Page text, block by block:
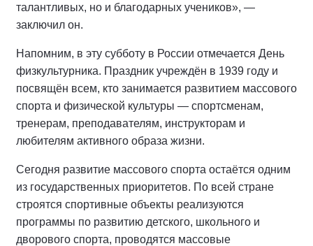
талантливых, но и благодарных учеников», —
заключил он.
Напомним, в эту субботу в России отмечается День
физкультурника. Праздник учреждён в 1939 году и
посвящён всем, кто занимается развитием массового
спорта и физической культуры — спортсменам,
тренерам, преподавателям, инструкторам и
любителям активного образа жизни.
Сегодня развитие массового спорта остаётся одним
из государственных приоритетов. По всей стране
строятся спортивные объекты реализуются
программы по развитию детского, школьного и
дворового спорта, проводятся массовые